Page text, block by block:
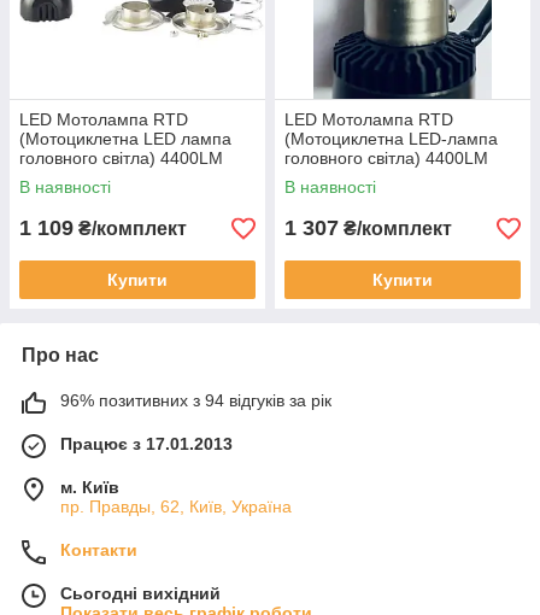
LED Мотолампа RTD
(Мотоциклетна LED лампа
головного світла) 4400LM
40W
В наявності
1 109 ₴/комплект
Купити
LED Мотолампа RTD
(Мотоциклетна LED-лампа
головного світла) 4400LM
40W
В наявності
1 307 ₴/комплект
Купити
Про нас
96% позитивних з 94 відгуків за рік
Працює з 17.01.2013
м. Київ
пр. Правды, 62, Київ, Україна
Контакти
Сьогодні вихідний